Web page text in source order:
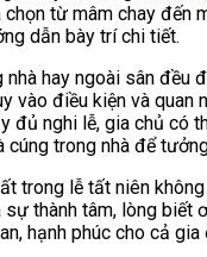
từ mâm chay đến
dẫn bày trí chi tiết.
nhà hay ngoài sân đều
vào điều kiện và quan
đủ nghi lễ, gia chủ có
cúng trong nhà để
trong lễ tất niên
thành tâm, lòng biết
hạnh phúc cho cả gia